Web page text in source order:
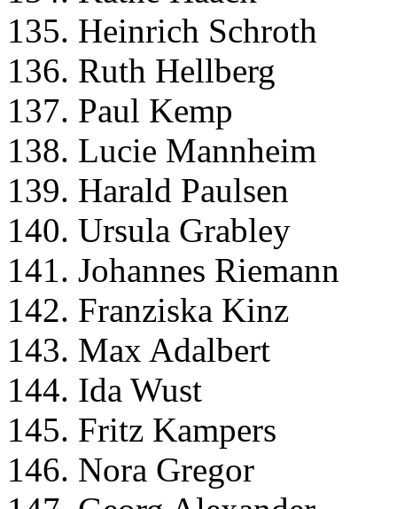
135. Heinrich Schroth
136. Ruth Hellberg
137. Paul Kemp
138. Lucie Mannheim
139. Harald Paulsen
140. Ursula Grabley
141. Johannes Riemann
142. Franziska Kinz
143. Max Adalbert
144. Ida Wust
145. Fritz Kampers
146. Nora Gregor